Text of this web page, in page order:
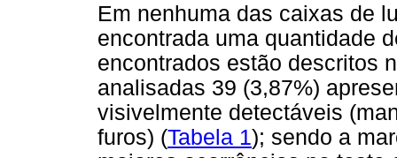
Em nenhuma das caixas de
encontrada uma quantidade
encontrados estão descritos
analisadas 39 (3,87%)
visivelmente detectáveis
furos) (Tabela 1); sendo a